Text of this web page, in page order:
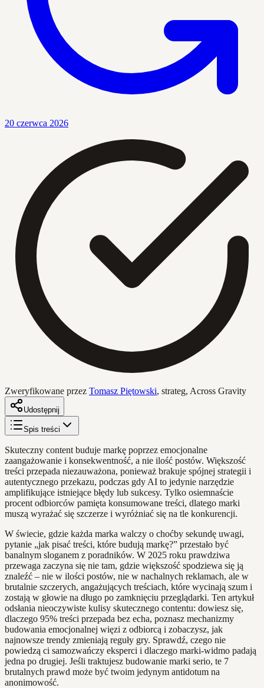
20 czerwca 2026
Zweryfikowane przez Tomasz Piętowski, strateg, Across Gravity
Udostępnij
Spis treści
Skuteczny content buduje markę poprzez emocjonalne
zaangażowanie i konsekwentność, a nie ilość postów. Większość
treści przepada niezauważona, ponieważ brakuje spójnej strategii i
autentycznego przekazu, podczas gdy AI to jedynie narzędzie
amplifikujące istniejące błędy lub sukcesy. Tylko osiemnaście
procent odbiorców pamięta konsumowane treści, dlatego marki
muszą wyrażać się szczerze i wyróżniać się na tle konkurencji.
W świecie, gdzie każda marka walczy o choćby sekundę uwagi,
pytanie „jak pisać treści, które budują markę?” przestało być
banalnym sloganem z poradników. W 2025 roku prawdziwa
przewaga zaczyna się nie tam, gdzie większość spodziewa się ją
znaleźć – nie w ilości postów, nie w nachalnych reklamach, ale w
brutalnie szczerych, angażujących treściach, które wycinają szum i
zostają w głowie na długo po zamknięciu przeglądarki. Ten artykuł
odsłania nieoczywiste kulisy skutecznego contentu: dowiesz się,
dlaczego 95% treści przepada bez echa, poznasz mechanizmy
budowania emocjonalnej więzi z odbiorcą i zobaczysz, jak
najnowsze trendy zmieniają reguły gry. Sprawdź, czego nie
powiedzą ci samozwańczy eksperci i dlaczego marki-widmo padają
jedna po drugiej. Jeśli traktujesz budowanie marki serio, te 7
brutalnych prawd może być twoim jedynym antidotum na
anonimowość.